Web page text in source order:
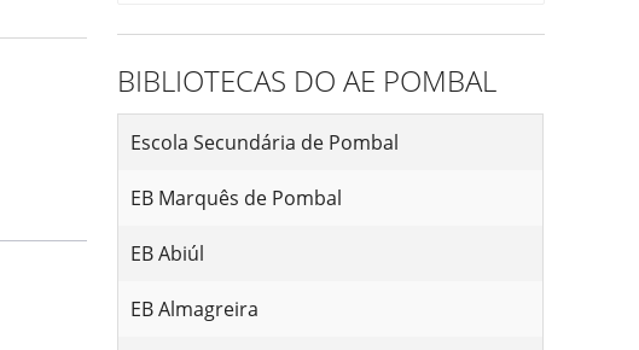
BIBLIOTECAS DO AE POMBAL
Escola Secundária de Pombal
EB Marquês de Pombal
EB Abiúl
EB Almagreira